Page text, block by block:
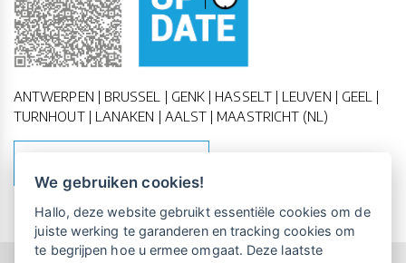
ANTWERPEN | BRUSSEL | GENK | HASSELT | LEUVEN | GEEL |
TURNHOUT | LANAKEN | AALST | MAASTRICHT (NL)
We gebruiken cookies!
Hallo, deze website gebruikt essentiële cookies om de
juiste werking te garanderen en tracking cookies om
te begrijpen hoe u ermee omgaat. Deze laatste
een persoonlijke demo.